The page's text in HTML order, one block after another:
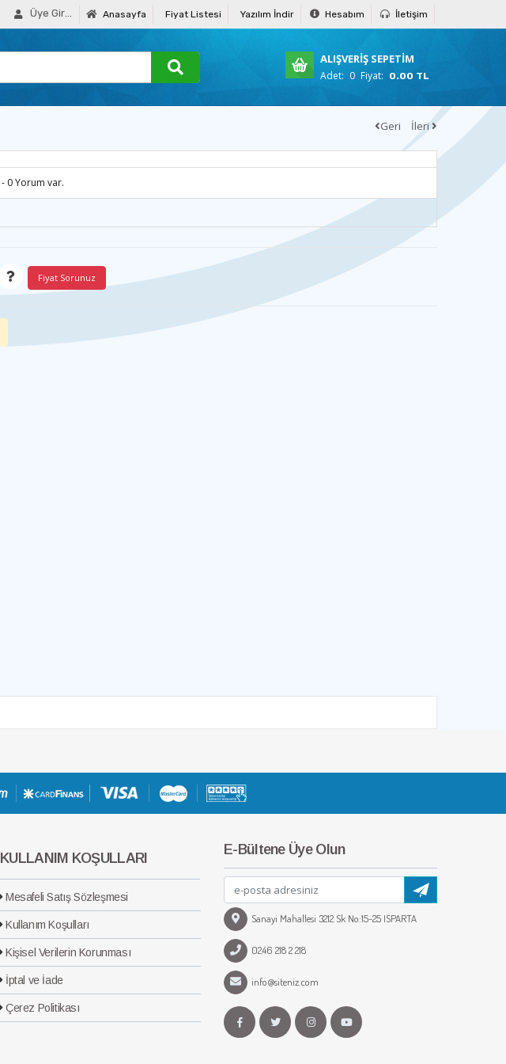
Üye Girişi Anasayfa Fiyat Listesi Yazılım İndir Hesabım İletişim
ALIŞVERİŞ SEPETİM
Adet: 0 Fiyat: 0.00 TL
Geri İleri
- 0 Yorum var.
Fiyat Sorunuz
KULLANIM KOŞULLARI
Mesafeli Satış Sözleşmesi
Kullanım Koşulları
Kişisel Verilerin Korunması
İptal ve İade
Çerez Politikası
E-Bültene Üye Olun
Sanayi Mahallesi 3212 Sk No:15-25 ISPARTA
0246 218 2 218
info@siteniz.com